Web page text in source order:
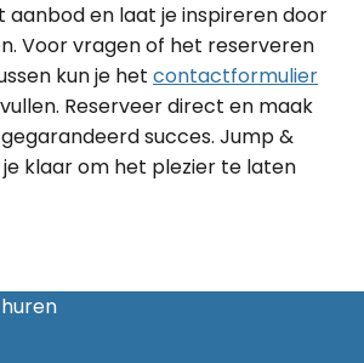
aanbod en laat je inspireren door
Voor vragen of het reserveren
kun je het contactformulier
Reserveer direct en maak
succes. Jump &
klaar om het plezier te laten